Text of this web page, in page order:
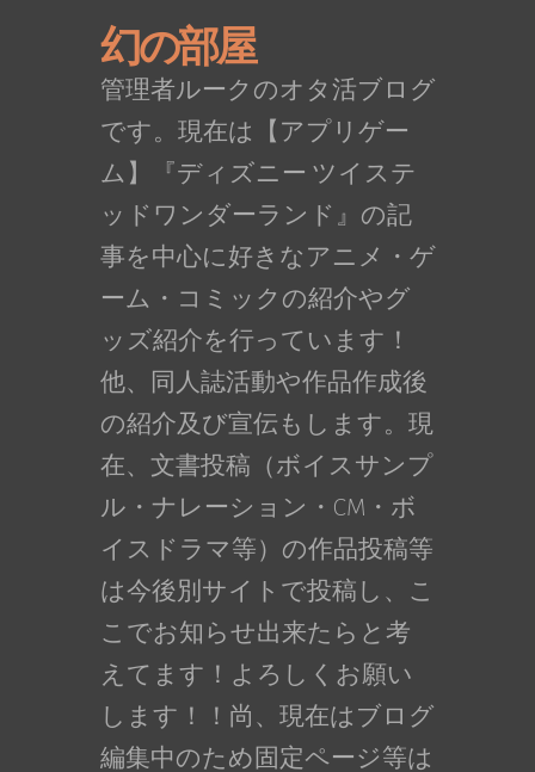
幻の部屋
管理者ルークのオタ活ブログ
です。現在は【アプリゲー
ム】『ディズニー ツイステ
ッドワンダーランド』の記
事を中心に好きなアニメ・ゲ
ーム・コミックの紹介やグ
ッズ紹介を行っています！
他、同人誌活動や作品作成後
の紹介及び宣伝もします。現
在、文書投稿（ボイスサンプ
ル・ナレーション・CM・ボ
イスドラマ等）の作品投稿等
は今後別サイトで投稿し、こ
こでお知らせ出来たらと考
えてます！よろしくお願い
します！！尚、現在はブログ
編集中のため固定ページ等は